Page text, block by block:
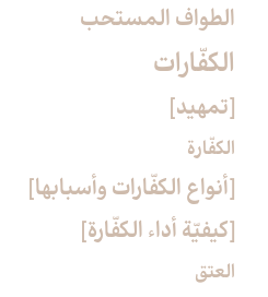
الطواف المستحب‏
الكفّارات‏
[تمهيد]
الكفّارة
[أنواع الكفّارات وأسبابها]
[كيفيّة أداء الكفّارة]
العتق